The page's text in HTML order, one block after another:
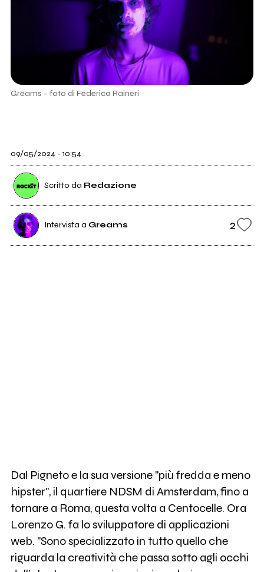
Greams – foto di Federica Raineri
09/05/2024 - 10:54
Scritto da Redazione
Intervista a Greams 2
Dal Pigneto e la sua versione "più fredda e meno
hipster", il quartiere NDSM di Amsterdam, fino a
tornare a Roma, questa volta a Centocelle. Ora
Lorenzo G. fa lo sviluppatore di applicazioni
web. "Sono specializzato in tutto quello che
riguarda la creatività che passa sotto agli occhi